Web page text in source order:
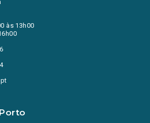
às 13h00